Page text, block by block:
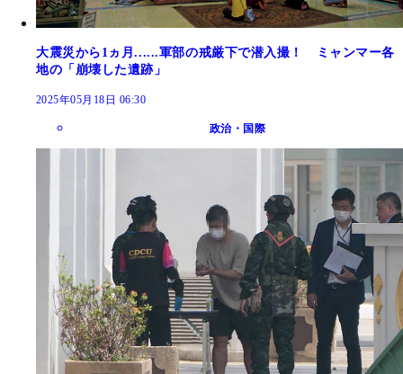
大震災から1ヵ月......軍部の戒厳下で潜入撮！ ミャンマー各
地の「崩壊した遺跡」
2025年05月18日 06:30
政治・国際